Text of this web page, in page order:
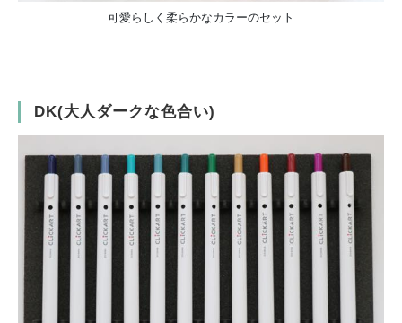
可愛らしく柔らかなカラーのセット
DK(大人ダークな色合い)